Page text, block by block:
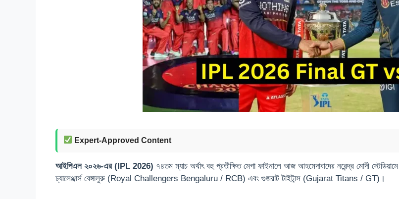
Expert-Approved Content
আইপিএল ২০২৬-এর (IPL 2026) ৭৪তম ম্যাচ অর্থাৎ বহু প্রতীক্ষিত মেগা ফাইনালে আজ আহমেদাবাদের নরেন্দ্র মোদী
চ্যালেঞ্জার্স বেঙ্গালুরু (Royal Challengers Bengaluru / RCB) এবং গুজরাট টাইটান্স (Gujarat Titans / GT)।